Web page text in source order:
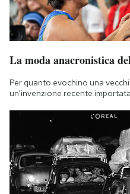
La moda anacronistica
Per quanto evochino una
un'invenzione recente